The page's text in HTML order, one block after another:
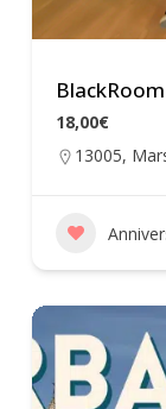
BlackRoom
18,00€
13005,